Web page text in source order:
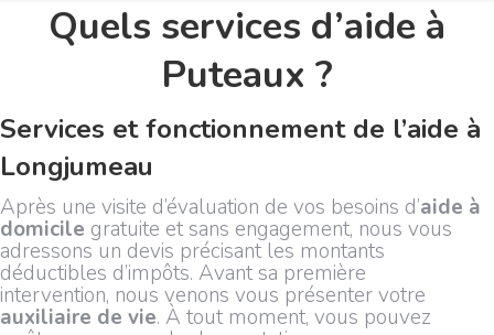
Quels services d’aide à
Puteaux ?
Services et fonctionnement de l’aide à
Longjumeau
Après une visite d’évaluation de vos besoins d’aide à
domicile gratuite et sans engagement, nous vous
adressons un devis précisant les montants
déductibles d’impôts. Avant sa première
intervention, nous venons vous présenter votre
auxiliaire de vie. À tout moment, vous pouvez